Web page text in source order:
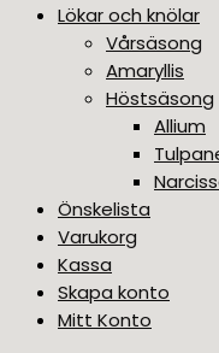
Lökar och knölar
Vårsäsong
Amaryllis
Höstsäsong
Allium
Önskelista
Varukorg
Kassa
Skapa konto
Mitt Konto